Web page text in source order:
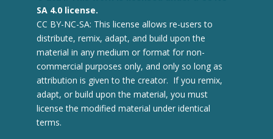
SA 4.0 license.
CC BY-NC-SA: This license allows re-users to
distribute, remix, adapt, and build upon the
material in any medium or format for non-
commercial purposes only, and only so long as
attribution is given to the creator. If you remix,
adapt, or build upon the material, you must
license the modified material under identical
terms.